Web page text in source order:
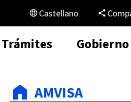
Castellano
Trámites
AMVISA